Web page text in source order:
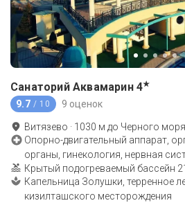
Санаторий Аквамарин 4★
9.7 / 10 9 оценок
Витязево · 1030 м до Черного моря
Опорно-двигательный аппарат,
органы, гинекология, нервная
Крытый подогреваемый бассейн
Капельница Золушки, терренное
кизилташского месторождения